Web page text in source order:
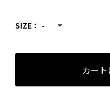
SIZE： -
カート